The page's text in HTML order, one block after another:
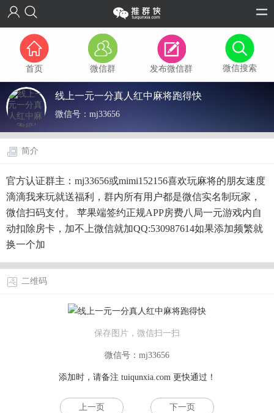
首页 微信群 发布微信群 微信搜索
线上一元一分真人红中麻将跑得快
微信号： mj33656
简介
官方认证群主：mj33656或mimi152156喜欢玩麻将的朋友速度
滴滴我来玩就送福利，群内所有用户都是微信实名制玩家，
微信扫码支付。 苹果端签约正规APP房费八局一元游戏内自
动扣除房卡，加不上微信就加QQ:530987614如果添加频繁就
换一个加
二维码
保存图片，微信扫一扫
微信号：mj33656
添加时，请备注 tuiqunxia.com更快通过！
上一页 下一页